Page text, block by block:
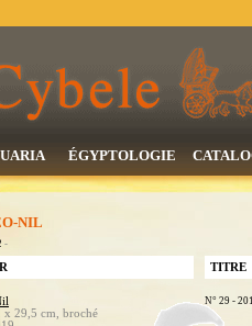
ÉGYPTOLOGIE
NIL
-
TITRE
x 29,5 cm, broché
N° 29 -